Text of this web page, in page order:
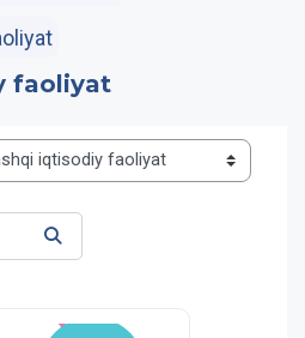
faoliyat
ПОИСК КУРСА